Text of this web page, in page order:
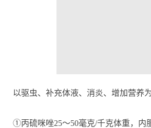
以驱虫、补充体液、消炎、增加营养为
①丙硫咪唑25～50毫克/千克体重，内服